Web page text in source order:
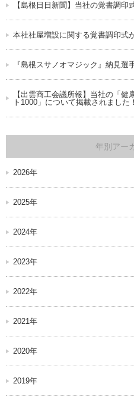
【島根日日新聞】当社の覚書調印
本社社屋増設に関する覚書調印式
『島根スサノオマジック』納見選
【出雲商工会議所報】当社の「
ト1000」について掲載されました！
年別アー
2026年
2025年
2024年
2023年
2022年
2021年
2020年
2019年